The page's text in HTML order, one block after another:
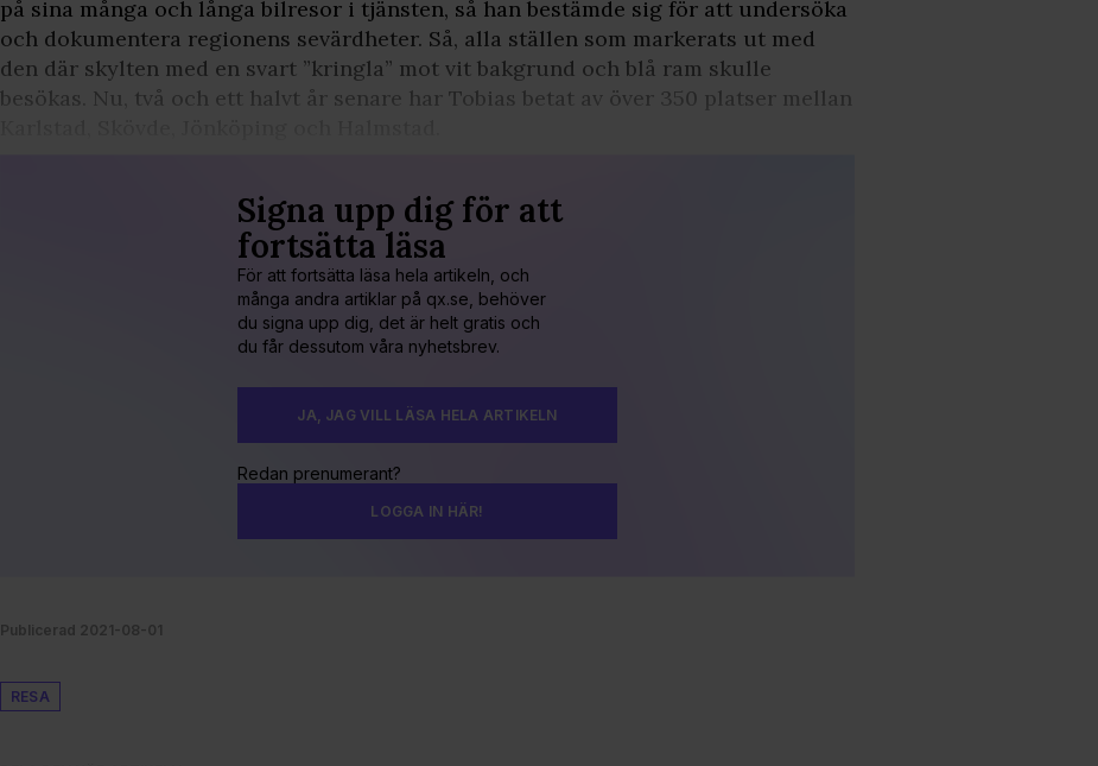
på sina många och långa bilresor i tjänsten, så han bestämde sig för att undersöka
och dokumentera regionens sevärdheter. Så, alla ställen som markerats ut med
den där skylten med en svart ”kringla” mot vit bakgrund och blå ram skulle
besökas. Nu, två och ett halvt år senare har Tobias betat av över 350 platser mellan
Signa upp dig för att
fortsätta läsa
För att fortsätta läsa hela artikeln, och
många andra artiklar på qx.se, behöver
du signa upp dig, det är helt gratis och
du får dessutom våra nyhetsbrev.
JA, JAG VILL LÄSA HELA ARTIKELN
Redan prenumerant?
LOGGA IN HÄR!
Publicerad 2021-08-01
RESA